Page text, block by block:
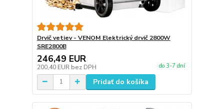
Drvič vetiev - VENOM Elektrický drvič 2800W
SRE2800B
246,49 EUR
200,40 EUR bez DPH do 3-7 dní
Pridať do košíka